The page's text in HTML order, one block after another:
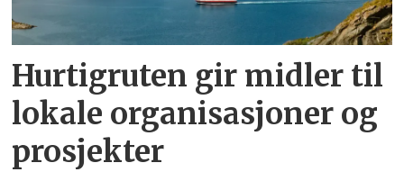
Hurtigruten gir midler til
lokale organisasjoner og
prosjekter